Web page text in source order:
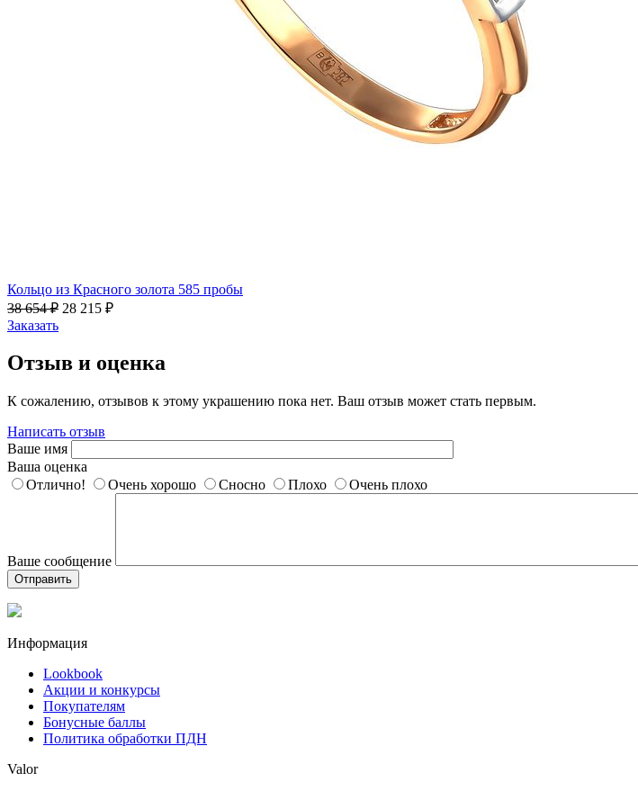
Кольцо из Красного золота 585 пробы
38 654 ₽ 28 215 ₽
Заказать
Отзыв и оценка
К сожалению, отзывов к этому украшению пока нет. Ваш отзыв может стать первым.
Написать отзыв
Ваше имя
Ваша оценка
Отлично!
Очень хорошо Сносно Плохо Очень плохо
Ваше сообщение
Отправить
Информация
Lookbook
Акции и конкурсы
Покупателям
Бонусные баллы
Политика обработки ПДН
Valor